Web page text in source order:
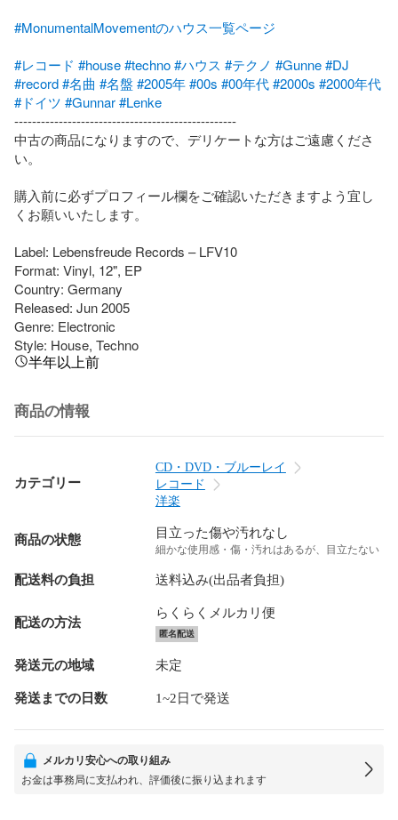
#MonumentalMovementのハウス一覧ページ
#レコード #house#techno#ハウス #テクノ #Gunne#DJ
#record#名曲 #名盤 #2005年#00s #00年代#2000s #2000年代
#ドイツ #Gunnar#Lenke
--------------------------------------------------
中古の商品になりますので、デリケートな方はご遠慮くださ
い。
購入前に必ずプロフィール欄をご確認いただきますよう宜し
くお願いいたします。
Label: Lebensfreude Records – LFV10
Format: Vinyl, 12", EP
Country: Germany
Released: Jun 2005
Genre: Electronic
Style: House, Techno
半年以上前
商品の情報
カテゴリー
CD・DVD・ブルーレイ
レコード
洋楽
商品の状態 目立った傷や汚れなし
細かな使用感・傷・汚れはあるが、目立たない
配送料の負担 送料込み(出品者負担)
配送の方法
らくらくメルカリ便
匿名配送
発送元の地域 未定
発送までの日数 1~2日で発送
メルカリ安心への取り組み
お金は事務局に支払われ、評価後に振り込まれます